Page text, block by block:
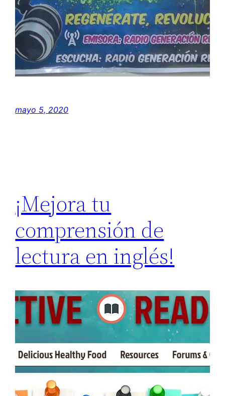
mayo 5, 2020
¡Mejora tu
comprensión de
lectura en inglés!